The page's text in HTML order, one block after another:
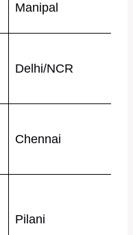
Manipal
Delhi/NCR
Chennai
Pilani